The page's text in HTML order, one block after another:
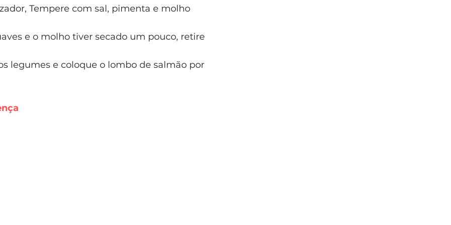
Tempere com sal, pimenta e molho
e o molho tiver secado um pouco, retire
legumes e coloque o lombo de salmão por